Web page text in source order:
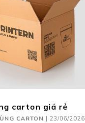
carton giá rẻ
CARTON | 23/06/2026